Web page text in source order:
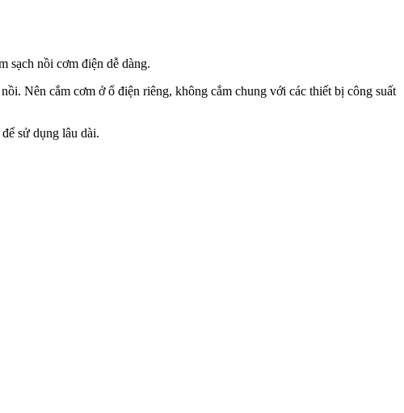
sạch nồi cơm điện dễ dàng.
Nên cắm cơm ở ổ điện riêng, không cắm chung với các thiết bị công suất
sử dụng lâu dài.